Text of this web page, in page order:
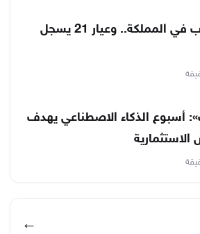
ارتفاع أسعار الذهب في المملكة.. وعيار 21 يسجل
أسبوع الذكاء الاصطناعي يهدف
←